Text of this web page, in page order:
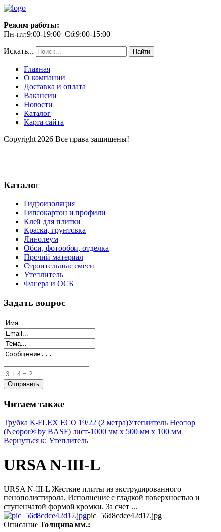
Режим работы:
Пн-пт:9:00-19:00 Сб:9:00-15:00
Искать... Найти
Главная
О компании
Доставка и оплата
Вакансии
Новости
Каталог
Карта сайта
Copyright 2026 Все права защищены!
Каталог
Гидроизоляция
Гипсокартон и профили
Клей для плитки
Краска, грунтовка
Линолеум
Обои, фотообои, отделка
Прочий материал
Строительные смеси
Утеплитель
Фанера и ОСБ
Задать вопрос
Читаем также
Трубка K-FLEX ECO 19/22 (2 метра)Утеплитель Неопор
(Neopor® by BASF) лист-1000 мм х 500 мм х 100 мм
Вернуться к: Утеплитель
URSA N-III-L
URSA N-III-L Жесткие плиты из экструдированного
пенополистирола. Исполнение с гладкой поверхностью и
ступенчатой формой кромки. За счет ...
pic_56d8cdce42d17.jpg
Описание Толщина мм.: